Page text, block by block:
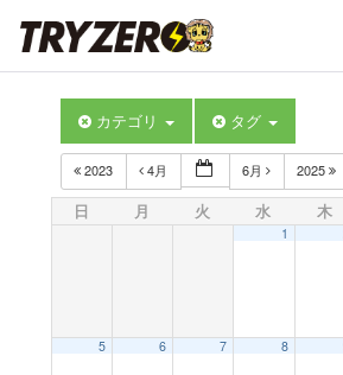
カテゴリ タグ
2023 4月 6月 2025
日 月 火 水 木
1
5 6 7 8